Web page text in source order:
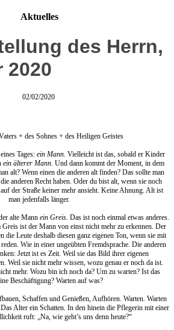
Aktuelles
des Herrn,
2020
02/02/2020
+ des Sohnes + des Heiligen Geistes
Tages: ein Mann. Vielleicht ist das, sobald er Kinder
ein älterer Mann. Und dann kommt der Moment, in dem
alt? Wenn einen die anderen alt finden? Das sollte man
anderen Recht haben. Oder du bist alt, wenn sie noch
der Straße keiner mehr ansieht. Keine Ahnung. Alt ist
man jedenfalls länger.
alte Mann ein Greis. Das ist noch einmal etwas anderes.
Greis ist der Mann von einst nicht mehr zu erkennen. Der
die Leute deshalb diesen ganz eigenen Ton, wenn sie mit
Wie in einer ungeübten Fremdsprache. Die anderen
Jetzt ist es Zeit. Weil sie das Bild ihrer eigenen
Weil sie nicht mehr wissen, wozu genau er noch da ist.
mehr. Wozu bin ich noch da? Um zu warten? Ist das
Beschäftigung? Warten auf was?
Schaffen und Genießen, Aufhören. Warten. Warten
Alter ein Schatten. In den hinein die Pflegerin mit einer
ruft: „Na, wie geht’s uns denn heute?“